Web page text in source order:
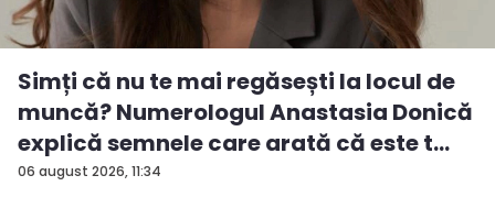
06 august 2026, 11:34
Simți că nu te mai regăsești la locul de
muncă? Numerologul Anastasia Donică
explică semnele care arată că este t...